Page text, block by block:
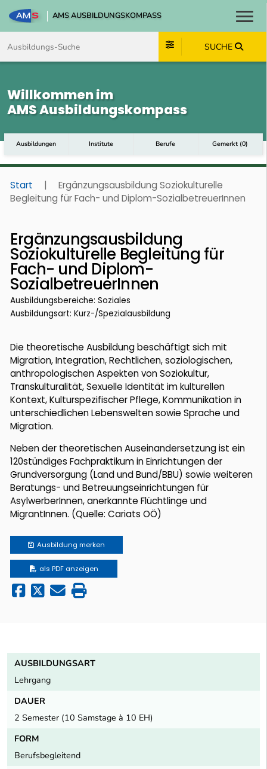
AMS AUSBILDUNGSKOMPASS
SUCHE
Willkommen im
AMS Ausbildungskompass
Ausbildungen Institute Berufe Gemerkt (0)
Start |
Ergänzungsausbildung Soziokulturelle
Begleitung für Fach- und Diplom-SozialbetreuerInnen
Ergänzungsausbildung
Soziokulturelle Begleitung für
Fach- und Diplom-
SozialbetreuerInnen
Ausbildungsbereiche: Soziales
Ausbildungsart: Kurz-/Spezialausbildung
Die theoretische Ausbildung beschäftigt sich mit
Migration, Integration, Rechtlichen, soziologischen,
anthropologischen Aspekten von Soziokultur,
Transkulturalität, Sexuelle Identität im kulturellen
Kontext, Kulturspezifischer Pflege, Kommunikation in
unterschiedlichen Lebenswelten sowie Sprache und
Migration.
Neben der theoretischen Auseinandersetzung ist ein
120stündiges Fachpraktikum in Einrichtungen der
Grundversorgung (Land und Bund/BBU) sowie weiteren
Beratungs- und Betreuungseinrichtungen für
AsylwerberInnen, anerkannte Flüchtlinge und
MigrantInnen. (Quelle: Cariats OÖ)
Ausbildung merken
als PDF anzeigen
AUSBILDUNGSART
Lehrgang
DAUER
2 Semester (10 Samstage à 10 EH)
FORM
Berufsbegleitend